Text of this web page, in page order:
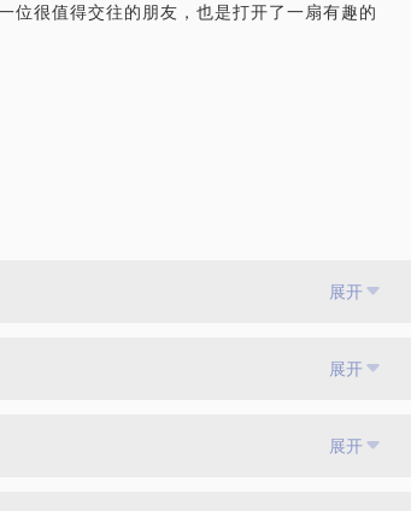
位很值得交往的朋友，也是打开了一扇有趣的
展开
展开
展开